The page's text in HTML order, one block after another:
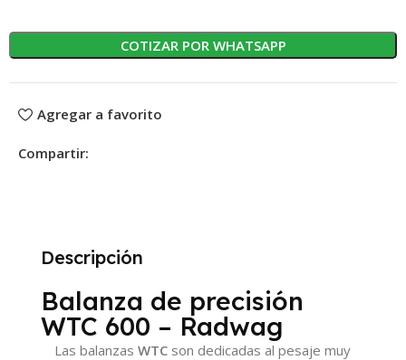
COTIZAR POR WHATSAPP
Agregar a favorito
Compartir:
Descripción
Balanza de precisión
WTC 600 – Radwag
Las balanzas WTC son dedicadas al pesaje muy